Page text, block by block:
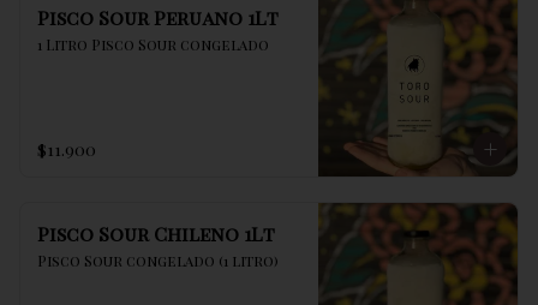
Pisco Sour Peruano 1Lt
1 Litro Pisco Sour congelado
$11.900
Pisco Sour Chileno 1Lt
Pisco Sour congelado (1 litro)